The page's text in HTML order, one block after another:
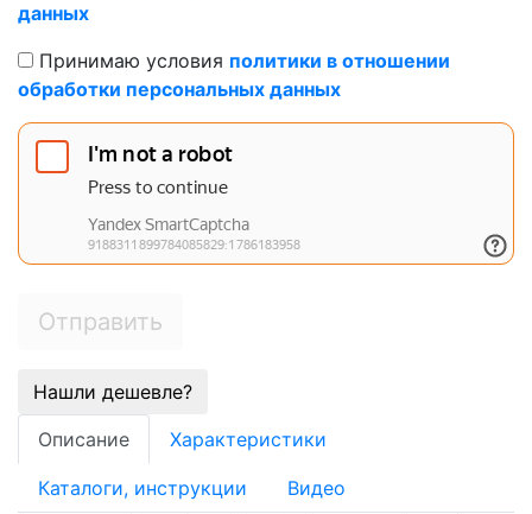
данных
Принимаю условия политики в отношении
обработки персональных данных
Отправить
Нашли дешевле?
Описание
Характеристики
Каталоги, инструкции Видео